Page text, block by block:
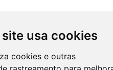
usa cookies
cookies e outras